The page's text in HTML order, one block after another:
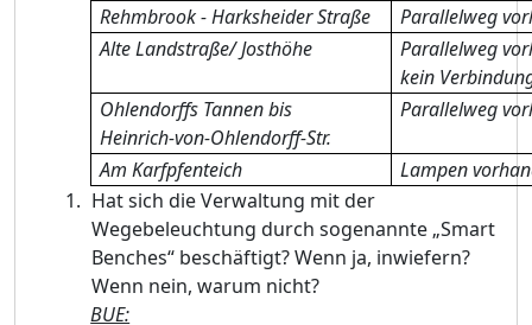
Rehmbrook - Harksheider Straße
Parallelweg
Alte Landstraße/ Josthöhe
Parallelweg
kein
Ohlendorffs Tannen bis
Heinrich-von-Ohlendorff-Str.
Parallelweg
Am Karfpfenteich
Lampen
Hat sich die Verwaltung mit der
Wegebeleuchtung durch sogenannte „Smart
Benches“ beschäftigt? Wenn ja, inwiefern?
Wenn nein, warum nicht?
BUE: